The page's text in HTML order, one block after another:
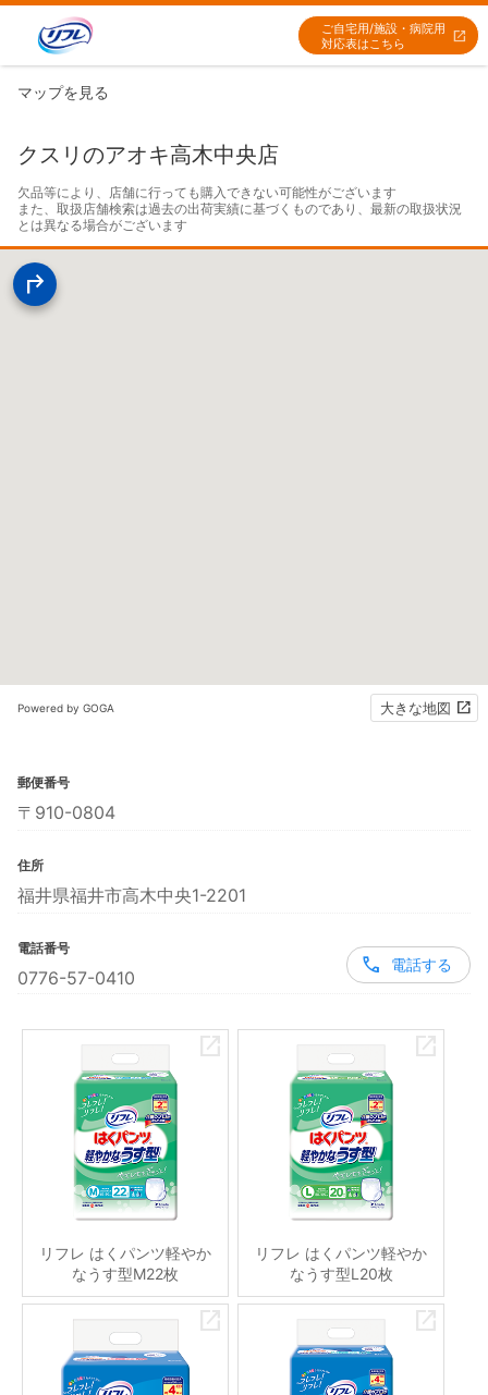
ご自宅用/施設・病院用
対応表はこちら
マップを見る
クスリのアオキ高木中央店
欠品等により、店舗に行っても購入できない可能性がございます
また、取扱店舗検索は過去の出荷実績に基づくものであり、最新の取扱状況
とは異なる場合がございます
Powered by GOGA 大きな地図
郵便番号
〒910-0804
住所
福井県福井市高木中央1-2201
電話番号
0776-57-0410
電話する
リフレ はくパンツ軽やか
なうす型M22枚
リフレ はくパンツ軽やか
なうす型L20枚